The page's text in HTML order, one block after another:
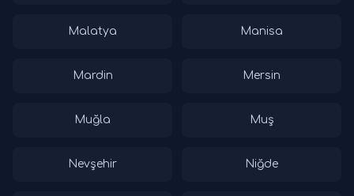
Malatya Manisa
Mardin Mersin
Muğla Muş
Nevşehir Niğde